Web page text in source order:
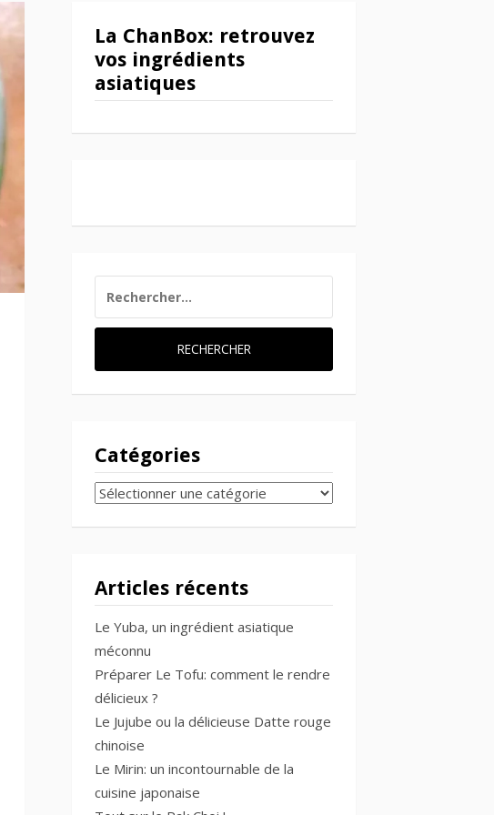
La ChanBox: retrouvez
vos ingrédients
asiatiques
Catégories
CATÉGORIES
Articles récents
Le Yuba, un ingrédient asiatique
méconnu
Préparer Le Tofu: comment le rendre
délicieux ?
Le Jujube ou la délicieuse Datte rouge
chinoise
Le Mirin: un incontournable de la
cuisine japonaise